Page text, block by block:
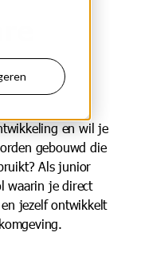
en wil je
gebouwd die
Als junior
waarin je direct
jezelf ontwikkelt